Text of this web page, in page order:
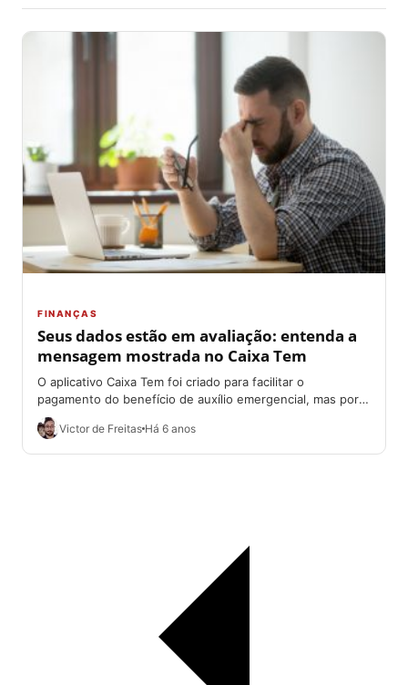
FINANÇAS
Seus dados estão em avaliação: entenda a
mensagem mostrada no Caixa Tem
O aplicativo Caixa Tem foi criado para facilitar o
pagamento do benefício de auxílio emergencial, mas por
vezes causa transtornos com uma...
Victor de Freitas Há 6 anos